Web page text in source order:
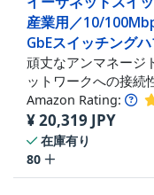
産業用／10/
GbEスイッチング
頑丈なアンマネージ
ットワークへの接続
Amazon Rating:
¥20,319 JPY
在庫有り
80